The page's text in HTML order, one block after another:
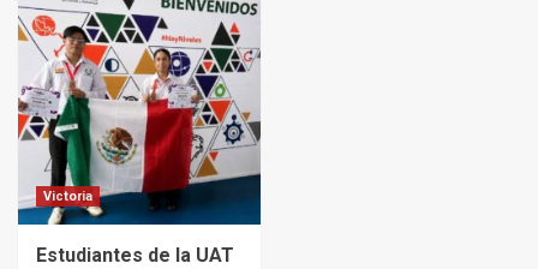
Victoria
Estudiantes de la UAT